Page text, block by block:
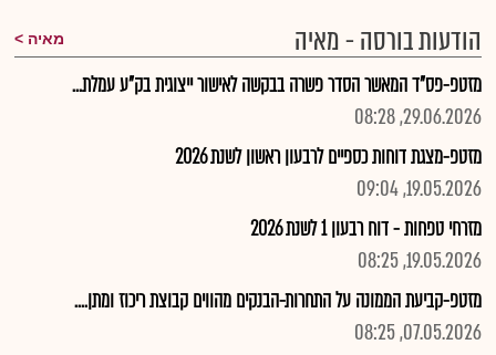
הודעות בורסה - מאיה מאיה
מזטפ-פס"ד המאשר הסדר פשרה בבקשה לאישור ייצוגית בק"ע עמלת...
29.06.2026, 08:28
מזטפ-מצגת דוחות כספיים לרבעון ראשון לשנת 2026
19.05.2026, 09:04
מזרחי טפחות - דוח רבעון 1 לשנת 2026
19.05.2026, 08:25
מזטפ-קביעת הממונה על התחרות-הבנקים מהווים קבוצת ריכוז ומתן....
07.05.2026, 08:25